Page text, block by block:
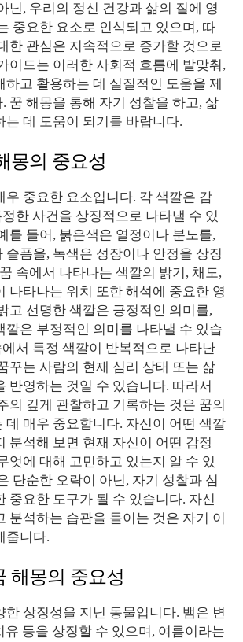
닌, 우리의 정신 건강과 삶의 질에 영
중요한 요소로 인식되고 있으며, 따
한 관심은 지속적으로 증가할 것으로
이드는 이러한 사회적 흐름에 발맞춰,
하고 활용하는 데 실질적인 도움을 제
꿈 해몽을 통해 자기 성찰을 하고, 삶
는 데 도움이 되기를 바랍니다.
몽의 중요성
우 중요한 요소입니다. 각 색깔은 감
한 사건을 상징적으로 나타낼 수 있
를 들어, 붉은색은 열정이나 분노를,
슬픔을, 녹색은 성장이나 안정을 상징
속에서 나타나는 색깔의 밝기, 채도,
나타나는 위치 또한 해석에 중요한 영
고 선명한 색깔은 긍정적인 의미를,
깔은 부정적인 의미를 나타낼 수 있습
서 특정 색깔이 반복적으로 나타난
꾸는 사람의 현재 심리 상태 또는 삶
반영하는 것일 수 있습니다. 따라서
의 깊게 관찰하고 기록하는 것은 꿈의
데 매우 중요합니다. 자신이 어떤 색깔
분석해 보면 현재 자신이 어떤 감정
엇에 대해 고민하고 있는지 알 수 있
단순한 오락이 아닌, 자기 성찰과 심
중요한 도구가 될 수 있습니다. 자신
분석하는 습관을 들이는 것은 자기 이
줍니다.
해몽의 중요성
한 상징성을 지닌 동물입니다. 뱀은 변
유 등을 상징할 수 있으며, 여름이라는